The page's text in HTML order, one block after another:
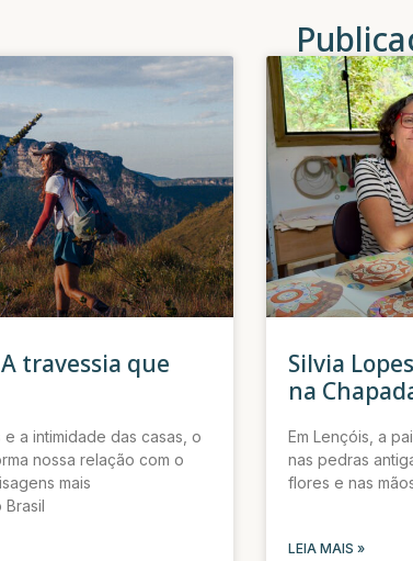
travessia que
e a intimidade das casas, o
nossa relação com o
mais
Brasil
Silvia
na
Em Lençóis, a
nas pedras
flores e nas
LEIA MAIS »